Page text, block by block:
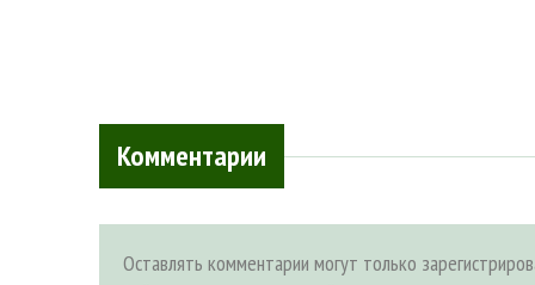
Комментарии
Оставлять комментарии могут только